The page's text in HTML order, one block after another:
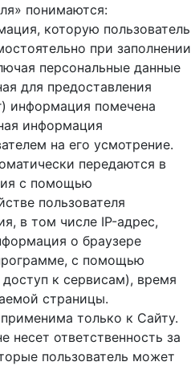
понимаются:
которую пользователь
при заполнении
персональные данные
для предоставления
информация помечена
информация
на его усмотрение.
передаются в
с помощью
пользователя
в том числе IP-адрес,
о браузере
с помощью
к cервисам), время
страницы.
только к Сайту.
несет ответственность за
пользователь может